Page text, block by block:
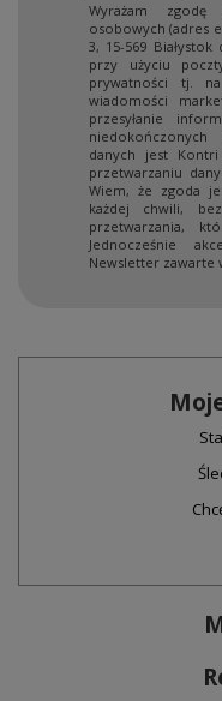
Wyrażam
osobowych (adres
3, 15-569
przy użyciu
prywatności tj.
wiadomości
przesyłanie
niedokończonych
danych jest
przetwarzaniu
Wiem, że zgoda
każdej chwili,
przetwarzania,
Jednocześnie
Newsletter zawarte